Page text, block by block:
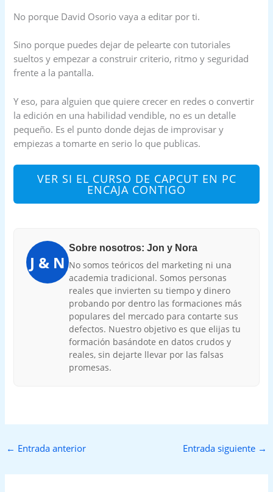
No porque David Osorio vaya a editar por ti.
Sino porque puedes dejar de pelearte con tutoriales
sueltos y empezar a construir criterio, ritmo y seguridad
frente a la pantalla.
Y eso, para alguien que quiere crecer en redes o convertir
la edición en una habilidad vendible, no es un detalle
pequeño. Es el punto donde dejas de improvisar y
empiezas a tomarte en serio lo que publicas.
VER SI EL CURSO DE CAPCUT EN PC
ENCAJA CONTIGO
J & N
Sobre nosotros: Jon y Nora
No somos teóricos del marketing ni una
academia tradicional. Somos personas
reales que invierten su tiempo y dinero
probando por dentro las formaciones más
populares del mercado para contarte sus
defectos. Nuestro objetivo es que elijas tu
formación basándote en datos crudos y
reales, sin dejarte llevar por las falsas
promesas.
← Entrada anterior Entrada siguiente →